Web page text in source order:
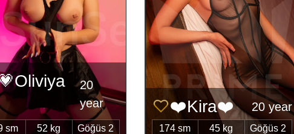
20
year
sm 52 kg Göğüs 2
❤️Kira❤️ 20 year
174 sm 45 kg Göğüs 2